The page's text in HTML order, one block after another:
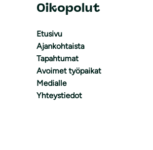
Oikopolut
Etusivu
Ajankohtaista
Tapahtumat
Avoimet työpaikat
Medialle
Yhteystiedot